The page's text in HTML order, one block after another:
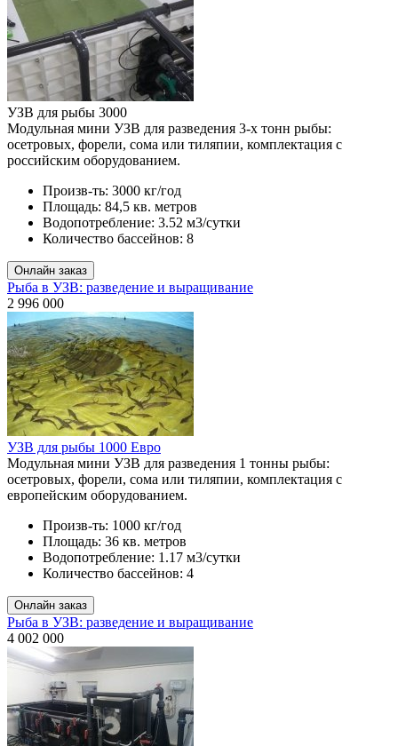
УЗВ для рыбы 3000
Модульная мини УЗВ для разведения 3-х тонн рыбы:
осетровых, форели, сома или тиляпии, комплектация с
российским оборудованием.
Произв-ть: 3000 кг/год
Площадь: 84,5 кв. метров
Водопотребление: 3.52 м3/сутки
Количество бассейнов: 8
Рыба в УЗВ: разведение и выращивание
2 996 000
УЗВ для рыбы 1000 Евро
Модульная мини УЗВ для разведения 1 тонны рыбы:
осетровых, форели, сома или тиляпии, комплектация с
европейским оборудованием.
Произв-ть: 1000 кг/год
Площадь: 36 кв. метров
Водопотребление: 1.17 м3/сутки
Количество бассейнов: 4
Рыба в УЗВ: разведение и выращивание
4 002 000